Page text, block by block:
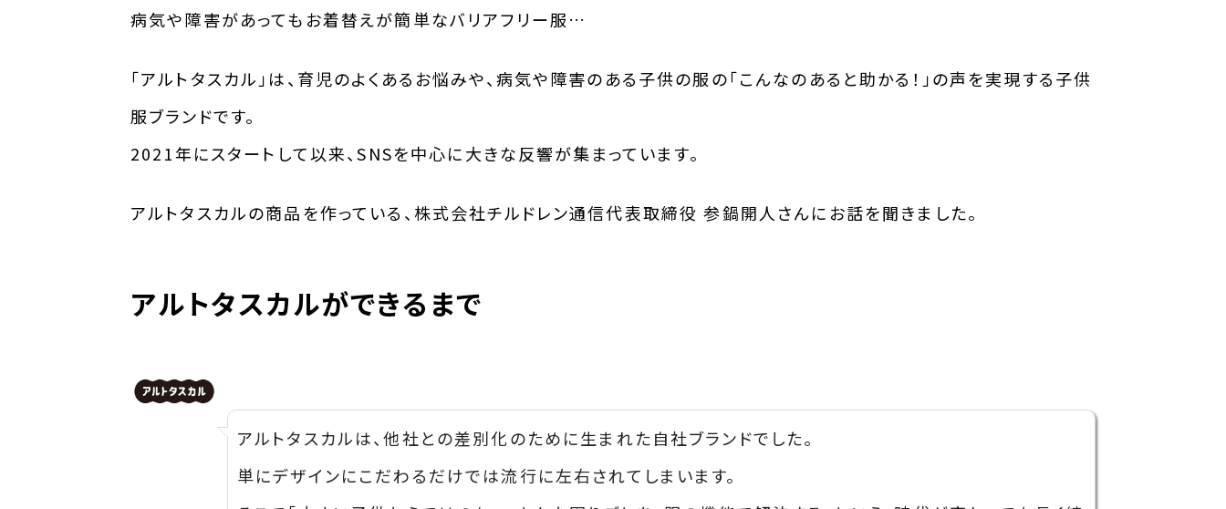
病気や障害があってもお着替えが簡単なバリアフリー服…
「アルトタスカル」は、育児のよくあるお悩みや、病気や障害のある子供の服の「こんなのあると助かる！」の声を実現する子供
服ブランドです。
2021年にスタートして以来、SNSを中心に大きな反響が集まっています。
アルトタスカルの商品を作っている、株式会社チルドレン通信代表取締役 参鍋開人さんにお話を聞きました。
アルトタスカルができるまで
アルトタスカルは、他社との差別化のために生まれた自社ブランドでした。
単にデザインにこだわるだけでは流行に左右されてしまいます。